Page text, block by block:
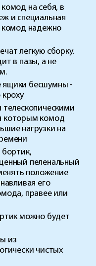
на себя, в
и специальная
комод надежно
легкую сборку.
в пазы, а не
ящики бесшумны -
которым комод
нагрузки на
пеленальный
положение
его
правее или
можно будет
из
чистых